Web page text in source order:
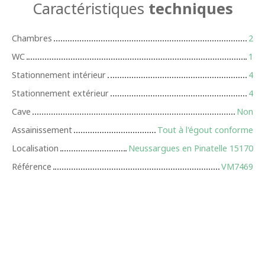
Caractéristiques techniques
Chambres
2
WC
1
Stationnement intérieur
4
Stationnement extérieur
4
Cave
Non
Assainissement
Tout à l'égout conforme
Localisation
Neussargues en Pinatelle 15170
Référence
VM7469